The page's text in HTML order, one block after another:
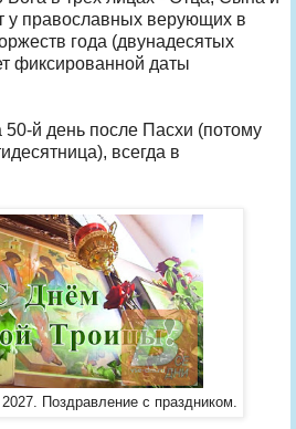
у православных верующих в
года (двунадесятых
фиксированной даты
й день после Пасхи (потому
всегда в
Поздравление с праздником.